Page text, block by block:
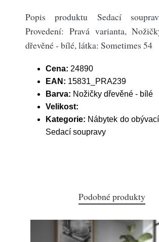
Popis produktu Sedací
Provedení: Pravá varianta,
dřevěné - bílé, látka: Sometimes 54
Cena: 24890
EAN: 15831_PRA239
Barva: Nožičky dřevěné - bílé
Velikost:
Kategorie: Nábytek do
Sedací soupravy
Podobné produkty